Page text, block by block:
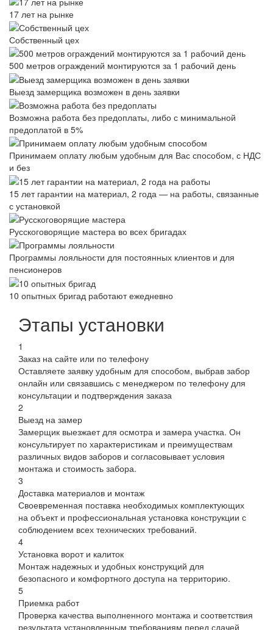
17 лет на рынке
Собственный цех
500 метров ограждений монтируются за 1 рабочий день
Выезд замерщика возможен в день заявки
Возможна работа без предоплаты, либо с минимальной
предоплатой в 5%
Принимаем оплату любым удобным для Вас способом, с НДС
и без
15 лет гарантии на материал, 2 года — на работы, связанные
с установкой
Русскоговорящие мастера во всех бригадах
Программы лояльности для постоянных клиентов и для
пенсионеров
10 опытных бригад работают ежедневно
Этапы установки
1
Заказ на сайте или по телефону
Оставляете заявку удобным для способом, выбрав забор
онлайн или связавшись с менеджером по телефону для
консультации и подтверждения заказа
2
Выезд на замер
Замерщик выезжает для осмотра и замера участка. Он
консультирует по характеристикам и преимуществам
различных видов заборов и согласовывает условия
монтажа и стоимость забора.
3
Доставка материалов и монтаж
Своевременная поставка необходимых комплектующих
на объект и профессиональная установка конструкции с
соблюдением всех технических требований.
4
Установка ворот и калиток
Монтаж надежных и удобных конструкций для
безопасного и комфортного доступа на территорию.
5
Приемка работ
Проверка качества выполненного монтажа и соответствия
результата установленным требованиям перед сдачей